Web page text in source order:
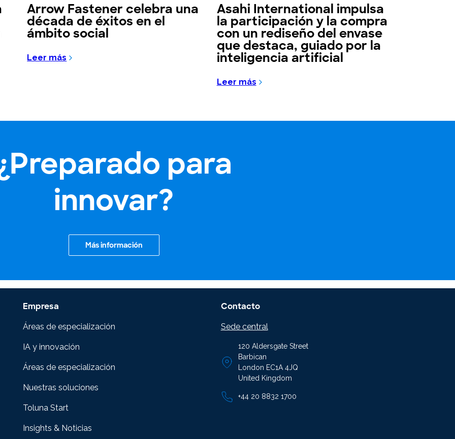
Arrow Fastener celebra una
década de éxitos en el
ámbito social
Leer más
Asahi International impulsa
la participación y la compra
con un rediseño del envase
que destaca, guiado por la
inteligencia artificial
Leer más
para
innovar?
Más información
Empresa
Áreas de especialización
IA y innovación
Áreas de especialización
Nuestras soluciones
Toluna Start
Insights & Noticias
Contacto
Sede central
120 Aldersgate Street
Barbican
London EC1A 4JQ
United Kingdom
+44 20 8832 1700